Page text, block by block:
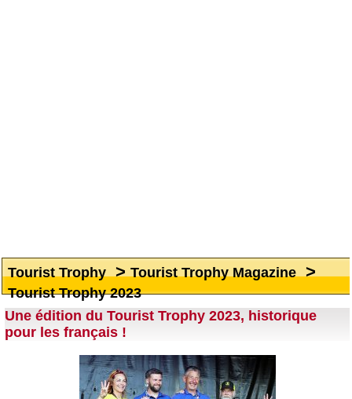
Tourist Trophy>Tourist Trophy Magazine>
Tourist Trophy 2023
Une édition du Tourist Trophy 2023, historique
pour les français !